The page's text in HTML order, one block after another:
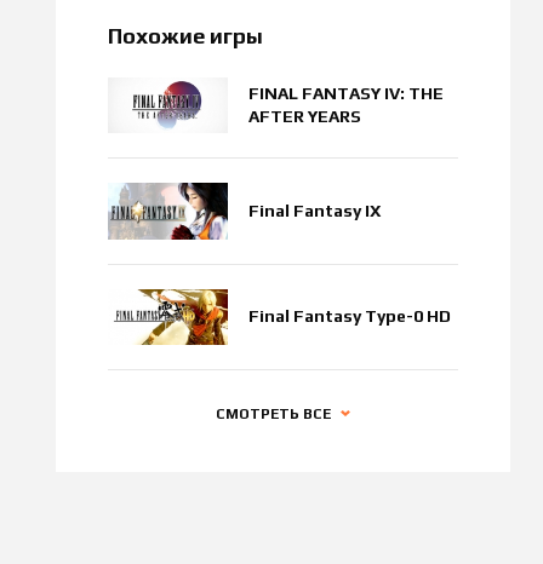
Похожие игры
FINAL FANTASY IV: THE
AFTER YEARS
Final Fantasy IX
Final Fantasy Type-0 HD
СМОТРЕТЬ ВСЕ